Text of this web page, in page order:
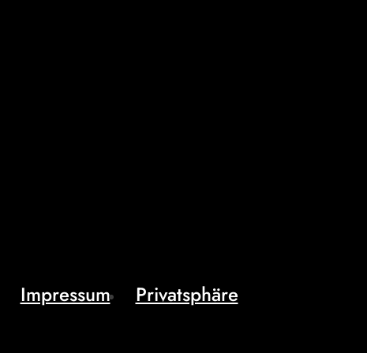
Impressum Privatsphäre